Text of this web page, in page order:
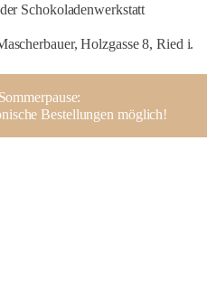
Schokoladenwerkstatt
Holzgasse 8, Ried i.
Bestellungen möglich!